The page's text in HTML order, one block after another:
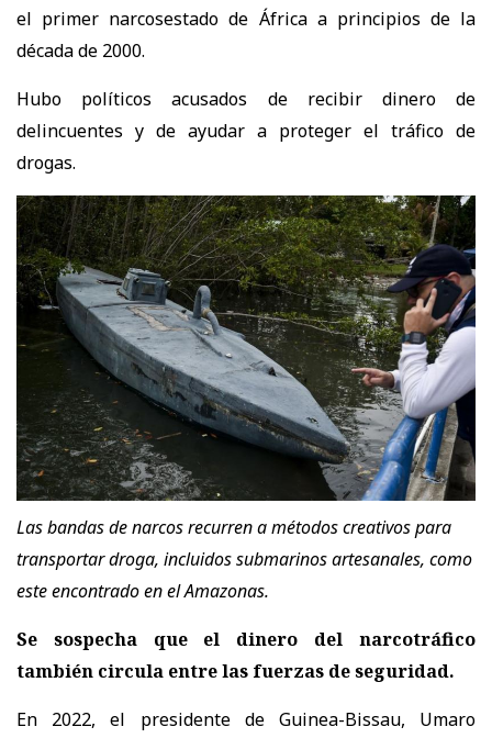
el primer narcosestado de África a principios de la
década de 2000.
Hubo políticos acusados de recibir dinero de
delincuentes y de ayudar a proteger el tráfico de
drogas.
Las bandas de narcos recurren a métodos creativos para
transportar droga, incluidos submarinos artesanales, como
este encontrado en el Amazonas.
Se sospecha que el dinero del narcotráfico
también circula entre las fuerzas de seguridad.
En 2022, el presidente de Guinea-Bissau, Umaro